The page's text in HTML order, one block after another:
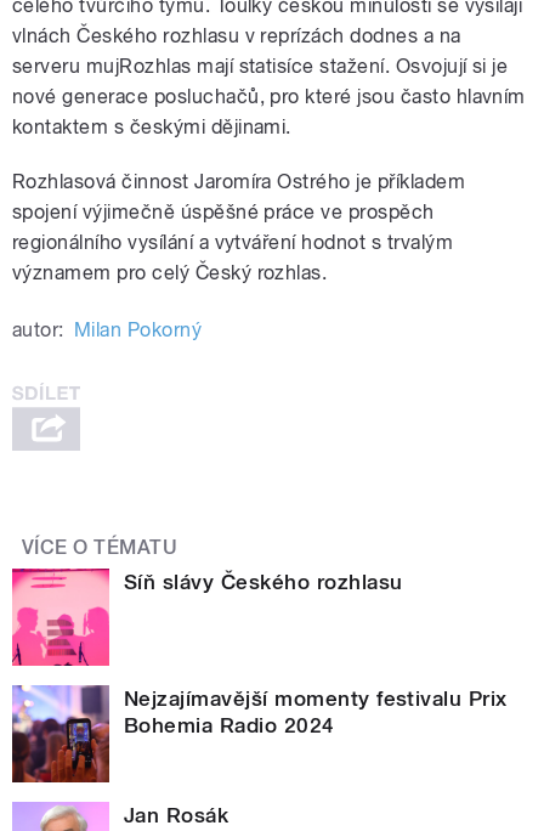
celého tvůrčího týmu. Toulky českou minulostí se vysílají
vlnách Českého rozhlasu v reprízách dodnes a na
serveru mujRozhlas mají statisíce stažení. Osvojují si je
nové generace posluchačů, pro které jsou často hlavním
kontaktem s českými dějinami.
Rozhlasová činnost Jaromíra Ostrého je příkladem
spojení výjimečně úspěšné práce ve prospěch
regionálního vysílání a vytváření hodnot s trvalým
významem pro celý Český rozhlas.
autor: Milan Pokorný
VÍCE O TÉMATU
Síň slávy Českého rozhlasu
Nejzajímavější momenty festivalu Prix
Bohemia Radio 2024
Jan Rosák